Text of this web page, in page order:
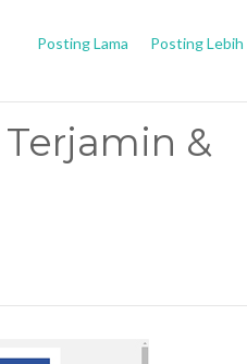
Posting Lebih
Posting Lama
&